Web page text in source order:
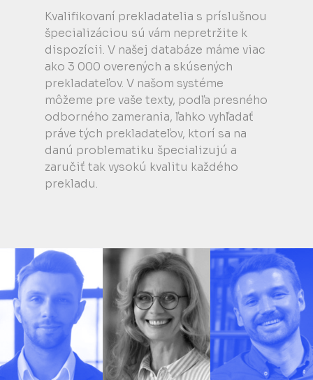
Kvalifikovaní prekladatelia s príslušnou
špecializáciou sú vám nepretržite k
dispozícii. V našej databáze máme viac
ako 3 000 overených a skúsených
prekladateľov. V našom systéme
môžeme pre vaše texty, podľa presného
odborného zamerania, ľahko vyhľadať
práve tých prekladateľov, ktorí sa na
danú problematiku špecializujú a
zaručiť tak vysokú kvalitu každého
prekladu.